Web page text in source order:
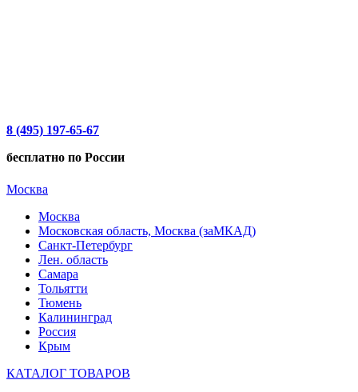
8 (495) 197-65-67
бесплатно по России
Москва
Москва
Московская область, Москва (заМКАД)
Санкт-Петербург
Лен. область
Самара
Тольятти
Тюмень
Калининград
Россия
Крым
КАТАЛОГ ТОВАРОВ